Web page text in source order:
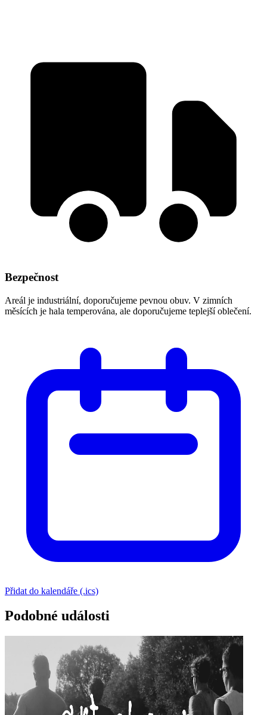
Bezpečnost
Areál je industriální, doporučujeme pevnou obuv. V zimních
měsících je hala temperována, ale doporučujeme teplejší oblečení.
Přidat do kalendáře (.ics)
Podobné události